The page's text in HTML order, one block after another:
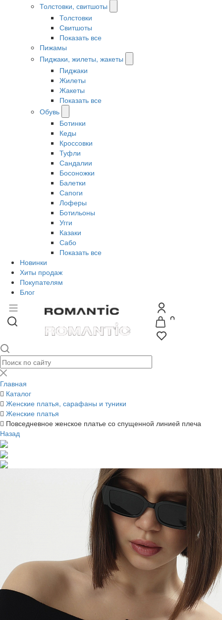
Толстовки, свитшоты
Толстовки
Свитшоты
Показать все
Пижамы
Пиджаки, жилеты, жакеты
Пиджаки
Жилеты
Жакеты
Показать все
Обувь
Ботинки
Кеды
Кроссовки
Туфли
Сандалии
Босоножки
Балетки
Сапоги
Лоферы
Ботильоны
Угги
Казаки
Сабо
Показать все
Новинки
Хиты продаж
Покупателям
Блог
Главная
Каталог
Женские платья, сарафаны и туники
Женские платья
Повседневное женское платье со спущенной линией плеча
Назад